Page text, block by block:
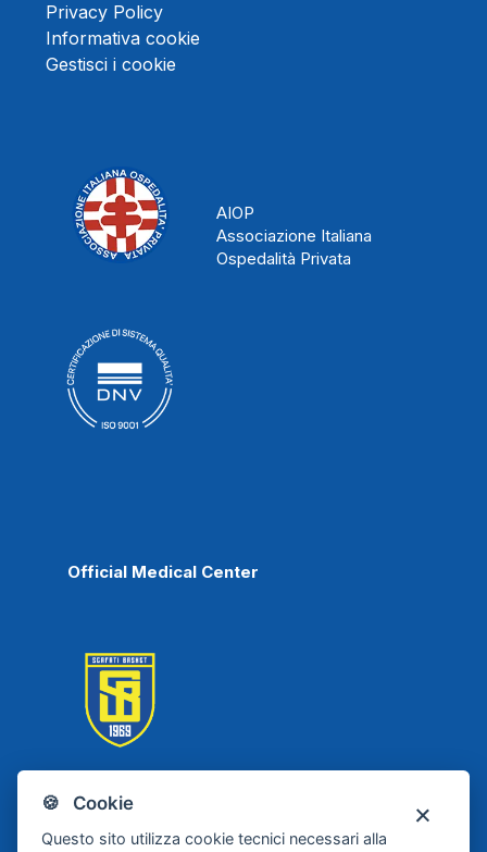
🍪 Cookie
Questo sito utilizza cookie tecnici necessari alla
Privacy Policy
Informativa cookie
Gestisci i cookie
AIOP
Associazione Italiana
Ospedalità Privata
Official Medical Center
Scafati Basket